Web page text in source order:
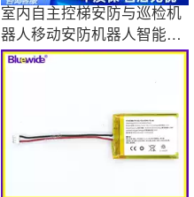
室内自主控梯安防与巡检机
器人移动安防机器人智能机
器人